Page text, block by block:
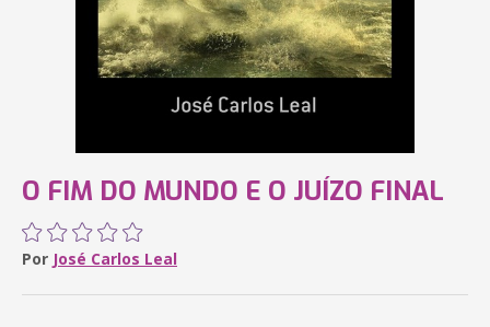
O FIM DO MUNDO E O JUÍZO FINAL
Por José Carlos Leal